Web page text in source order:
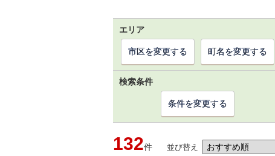
エリア
市区を変更する 町名を変更する
検索条件
条件を変更する
132件 並び替え